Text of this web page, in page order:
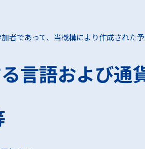
者であって、当機構により作成された
言語および通